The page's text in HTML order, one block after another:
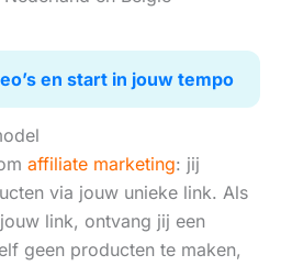
en start in jouw tempo
affiliate marketing: jij
via jouw unieke link. Als
link, ontvang jij een
geen producten te maken,